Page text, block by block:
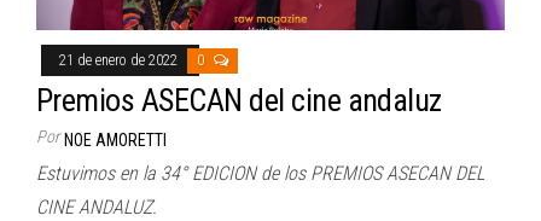
21 de enero de 2022 0
Premios ASECAN del cine andaluz
Por NOE AMORETTI
Estuvimos en la 34° EDICION de los PREMIOS ASECAN DEL
CINE ANDALUZ.